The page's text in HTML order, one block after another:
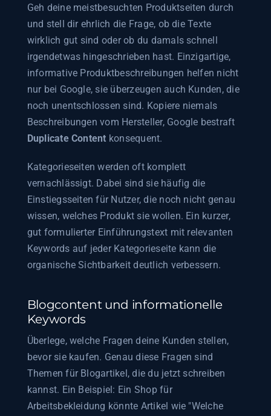
Geh deine meistbesuchten Produktseiten durch
und stell dir ehrlich die Frage, ob die Texte
wirklich gut sind oder ob du damals schnell
irgendetwas hingeschrieben hast. Einzigartige,
informative Produktbeschreibungen helfen nicht
nur bei Google, sie überzeugen auch Kunden, die
noch unentschlossen sind. Kopiere niemals
Beschreibungen vom Hersteller, Google bestraft
Duplicate Content konsequent.
Kategorieseiten werden oft komplett
vernachlässigt. Dabei sind sie häufig die
Einstiegsseiten für Nutzer, die noch nicht genau
wissen, welches Produkt sie wollen. Ein kurzer,
gut formulierter Einführungstext mit relevanten
Keywords auf jeder Kategorieseite kann die
organische Sichtbarkeit deutlich verbessern.
Blogcontent und informationelle
Keywords
Überlege, welche Fragen deine Kunden stellen,
bevor sie kaufen. Genau diese Fragen sind
Themen für Blogartikel, die du jetzt schreiben
kannst. Ein Beispiel: Ein Shop für
Arbeitsbekleidung könnte Artikel wie "Welche